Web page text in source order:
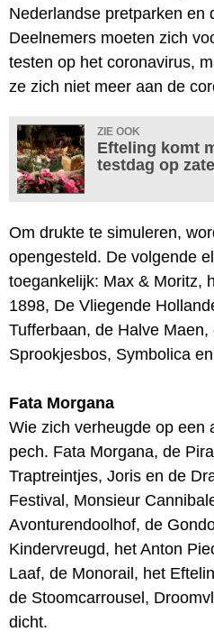
Nederlandse pretparken en
Deelnemers moeten zich
testen op het coronavirus,
ze zich niet meer aan de
ZIE OOK
Efteling komt
testdag op
Om drukte te simuleren,
opengesteld. De volgende
toegankelijk: Max & Moritz,
1898, De Vliegende
Tufferbaan, de Halve
Sprookjesbos, Symbolica
Fata Morgana
Wie zich verheugde op een
pech. Fata Morgana, de
Traptreintjes, Joris en de
Festival, Monsieur
Avonturendoolhof, de
Kindervreugd, het Anton
Laaf, de Monorail, het
de Stoomcarrousel,
dicht.